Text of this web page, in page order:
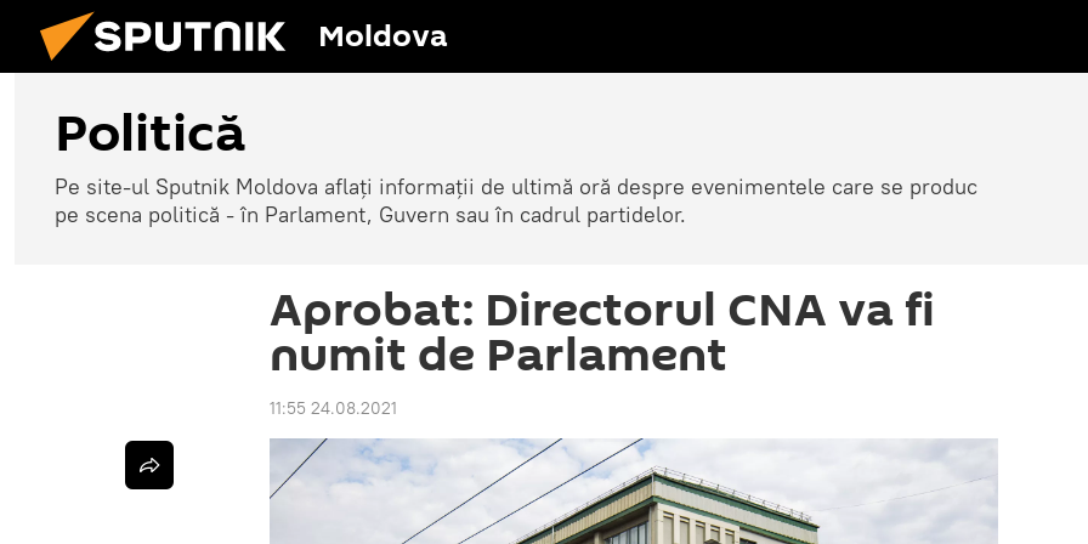
Moldova
Politică
Pe site-ul Sputnik Moldova aflați informații de ultimă oră despre evenimentele care se produc
pe scena politică - în Parlament, Guvern sau în cadrul partidelor.
Aprobat: Directorul CNA va fi
numit de Parlament
11:55 24.08.2021